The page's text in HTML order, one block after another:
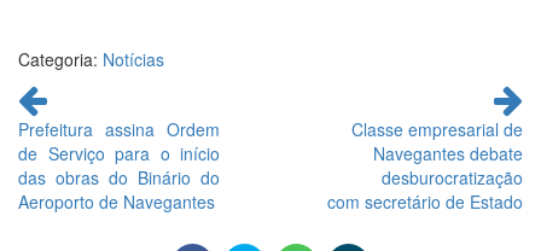
Categoria: Notícias
Continue
lendo
Prefeitura assina Ordem
de Serviço para o início
das obras do Binário do
Aeroporto de Navegantes
Classe empresarial de
Navegantes debate
desburocratização
com secretário de Estado